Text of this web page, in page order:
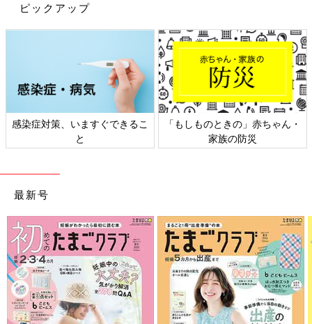
ピックアップ
日本外来小児科学会リーフレッ
ト検討会
六星占術 細木かおりさんの人生
相談
最新号